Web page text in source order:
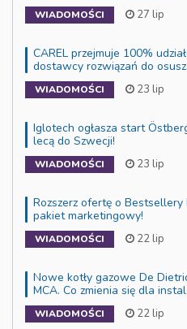
WIADOMOŚCI 27 lip
CAREL przejmuje 100%
dostawcy rozwiązań do
WIADOMOŚCI 23 lip
Iglotech ogłasza start
lecą do Szwecji!
WIADOMOŚCI 23 lip
Rozszerz ofertę o
pakiet marketingowy!
WIADOMOŚCI 22 lip
Nowe kotły gazowe De
MCA. Co zmienia się dla
WIADOMOŚCI 22 lip